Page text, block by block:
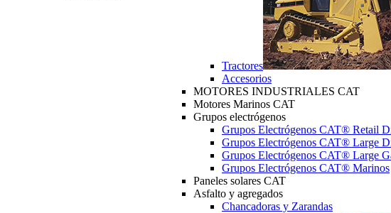
Tractores
Accesorios
MOTORES INDUSTRIALES CAT
Motores Marinos CAT
Grupos electrógenos
Grupos Electrógenos CAT® Retail
Grupos Electrógenos CAT® Large
Grupos Electrógenos CAT® Large
Grupos Electrógenos CAT® Marinos
Paneles solares CAT
Asfalto y agregados
Chancadoras y Zarandas